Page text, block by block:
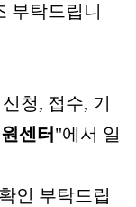
부탁드립니
청, 접수, 기
센터 "에서 일
인 부탁드립